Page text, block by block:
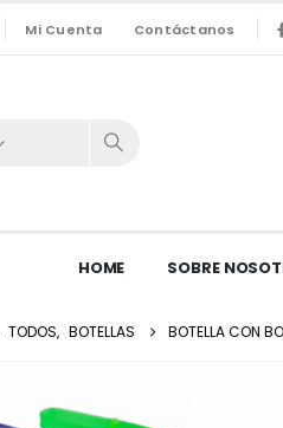
Mi Cuenta Contáctanos
HOME SOBRE
TODOS, BOTELLAS BOTELLA CON